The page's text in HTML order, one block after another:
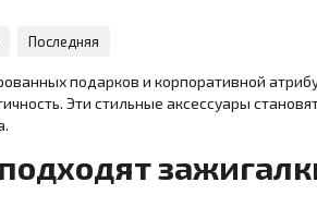
Последняя
подарков и корпоративной
Эти стильные аксессуары